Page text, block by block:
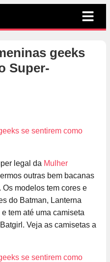
geeks
Super-
legal da Mulher
outras bem bacanas
modelos tem cores e
do Batman, Lanterna
tem até uma camiseta
Veja as camisetas a